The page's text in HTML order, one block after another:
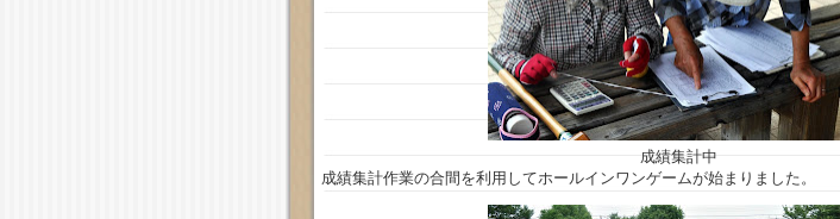
成績集計中
成績集計作業の合間を利用してホールインワンゲームが始まりました。